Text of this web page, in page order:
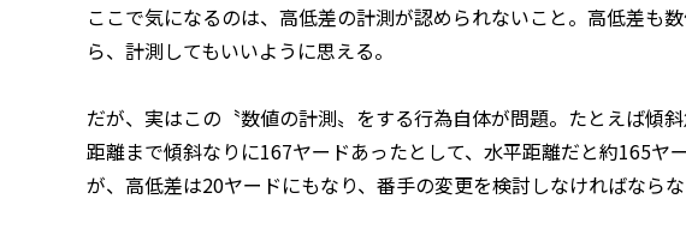
ここで気になるのは、高低差の計測が認められないこと。高低差も
ら、計測してもいいように思える。
だが、実はこの〝数値の計測〟をする行為自体が問題。たとえば傾
距離まで傾斜なりに167ヤードあったとして、水平距離だと約165ヤ
が、高低差は20ヤードにもなり、番手の変更を検討しなければならな